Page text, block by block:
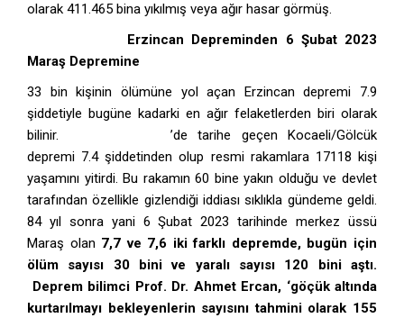
olarak 411.465 bina yıkılmış veya ağır hasar görmüş.
Erzincan Depreminden 6 Şubat 2023
Maraş Depremine
33 bin kişinin ölümüne yol açan Erzincan depremi 7.9
şiddetiyle bugüne kadarki en ağır felaketlerden biri olarak
bilinir.
’de tarihe geçen Kocaeli/Gölcük
depremi 7.4 şiddetinden olup resmi rakamlara 17118 kişi
yaşamını yitirdi. Bu rakamın 60 bine yakın olduğu ve devlet
tarafından özellikle gizlendiği iddiası sıklıkla gündeme geldi.
84 yıl sonra yani 6 Şubat 2023 tarihinde merkez üssü
Maraş olan 7,7 ve 7,6 iki farklı depremde, bugün için
ölüm sayısı 30 bini ve yaralı sayısı 120 bini aştı.
Deprem bilimci Prof. Dr. Ahmet Ercan, ‘göçük altında
kurtarılmayı bekleyenlerin sayısını tahmini olarak 155